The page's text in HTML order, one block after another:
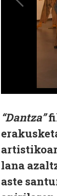
“Dantza”
lana
aste